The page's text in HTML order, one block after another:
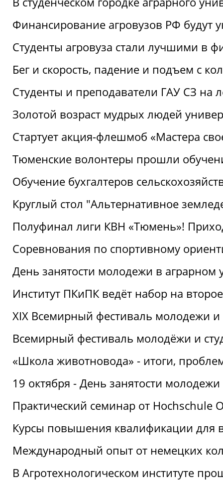
Финансирование агровузов РФ будут
Студенты агровуза стали лучшими в
Бег и скорость, падение и подъем с
Студенты и преподаватели ГАУ СЗ
Золотой возраст мудрых людей
Стартует акция-флешмоб «Мастера
Тюменские волонтеры прошли
Обучение бухгалтеров
Круглый стол "Альтернативное
Полуфинал лиги КВН «Тюмень»!
Соревнования по спортивному
День занятости молодежи в аграрном
Институт ПКиПК ведёт набор на
XIX Всемирный фестиваль молодежи
Всемирный фестиваль молодёжи и
«Школа животновода» - итоги,
19 октября - День занятости молодежи
Практический семинар от Hochschule
Курсы повышения квалификации для
Международный опыт от немецких
В Агротехнологическом институте